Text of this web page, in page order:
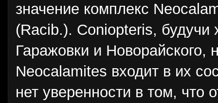
значение комплекс
(Racib.). Coniopteris,
Гаражовки и Новорайского,
Neocalamites входит в их
нет уверенности в том, что